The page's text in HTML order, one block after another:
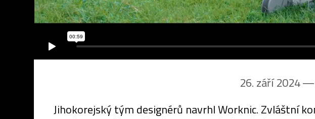
26. září 2024
Jihokorejský tým designérů navrhl Worknic. Zvláštní